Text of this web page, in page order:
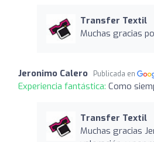
Transfer Textil
Muchas gracias
Jeronimo Calero Publicada en
Experiencia fantástica: Como
Transfer Textil
Muchas gracias